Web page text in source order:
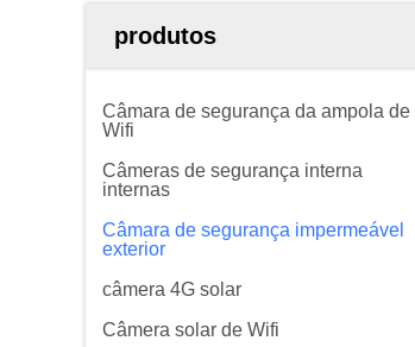
produtos
Câmara de segurança da ampola de
Wifi
Câmeras de segurança interna
internas
Câmara de segurança impermeável
exterior
câmera 4G solar
Câmera solar de Wifi